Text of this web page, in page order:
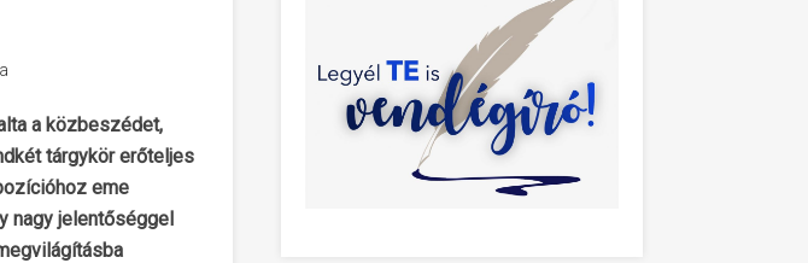
a közbeszédet,
tárgykör erőteljes
eme
nagy jelentőséggel